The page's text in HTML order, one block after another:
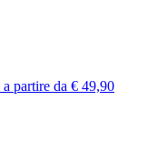
a partire da € 49,90